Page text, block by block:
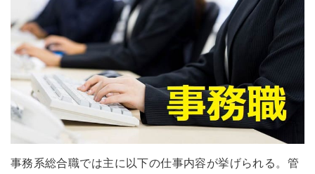
事務系総合職では主に以下の仕事内容が挙げられる。管